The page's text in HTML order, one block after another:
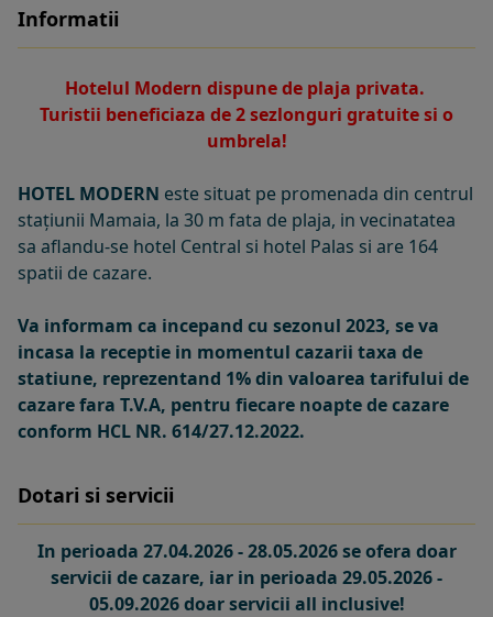
Informatii
Hotelul Modern dispune de plaja privata.
Turistii beneficiaza de 2 sezlonguri gratuite si o
umbrela!
HOTEL MODERN este situat pe promenada din centrul
stațiunii Mamaia, la 30 m fata de plaja, in vecinatatea
sa aflandu-se hotel Central si hotel Palas si are 164
spatii de cazare.
Va informam ca incepand cu sezonul 2023, se va
incasa la receptie in momentul cazarii taxa de
statiune, reprezentand 1% din valoarea tarifului de
cazare fara T.V.A, pentru fiecare noapte de cazare
conform HCL NR. 614/27.12.2022.
Dotari si servicii
In perioada 27.04.2026 - 28.05.2026 se ofera doar
servicii de cazare, iar in perioada 29.05.2026 -
05.09.2026 doar servicii all inclusive!